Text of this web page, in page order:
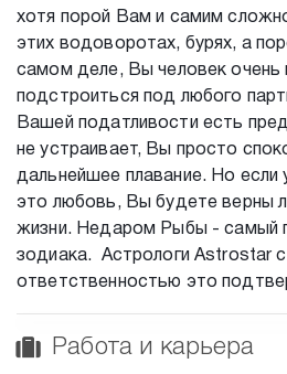
хотя порой Вам и самим
этих водоворотах, бурях, а
самом деле, Вы человек очень
подстроиться под любого
Вашей податливости есть
не устраивает, Вы просто
дальнейшее плавание. Но
это любовь, Вы будете верны
жизни. Недаром Рыбы - самый
зодиака. Астрологи Astrostar с
ответственностью это
Работа и карьера